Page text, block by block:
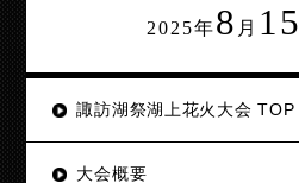
2025年8 月 15
諏訪湖祭湖上花火大会 TOP
大会概要